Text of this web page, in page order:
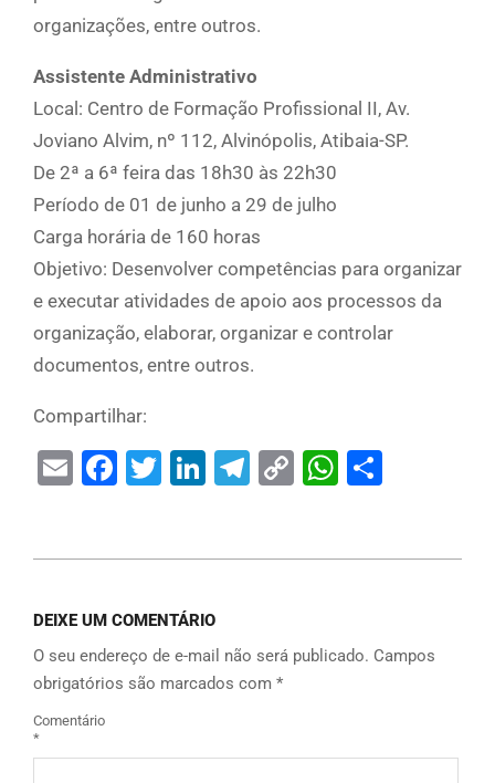
organizações, entre outros.
Assistente Administrativo
Local: Centro de Formação Profissional II, Av.
Joviano Alvim, nº 112, Alvinópolis, Atibaia-SP.
De 2ª a 6ª feira das 18h30 às 22h30
Período de 01 de junho a 29 de julho
Carga horária de 160 horas
Objetivo: Desenvolver competências para organizar
e executar atividades de apoio aos processos da
organização, elaborar, organizar e controlar
documentos, entre outros.
Compartilhar:
EmailFacebook
Twitter
LinkedIn
Telegram
Copy
DEIXE UM COMENTÁRIO
O seu endereço de e-mail não será publicado. Campos
obrigatórios são marcados com *
Comentário
*